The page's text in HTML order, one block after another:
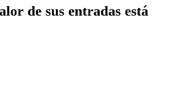
de sus entradas está